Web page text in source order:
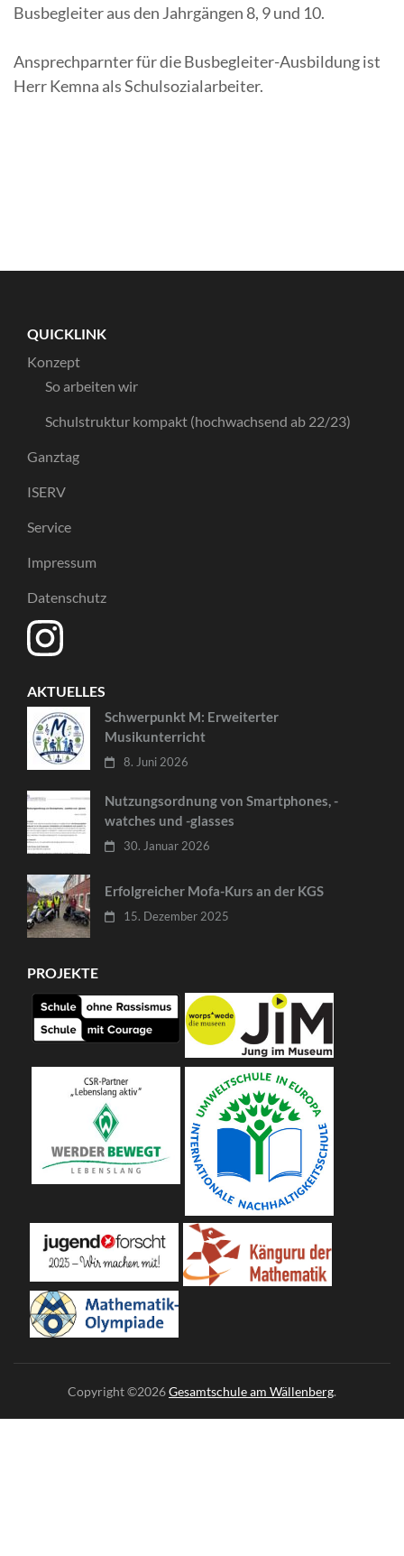
Busbegleiter aus den Jahrgängen 8, 9 und 10.
Ansprechparnter für die Busbegleiter-Ausbildung ist
Herr Kemna als Schulsozialarbeiter.
QUICKLINK
Konzept
So arbeiten wir
Schulstruktur kompakt (hochwachsend ab 22/23)
Ganztag
ISERV
Service
Impressum
Datenschutz
AKTUELLES
Schwerpunkt M: Erweiterter
Musikunterricht
8. Juni 2026
Nutzungsordnung von Smartphones, -
watches und -glasses
30. Januar 2026
Erfolgreicher Mofa-Kurs an der KGS
15. Dezember 2025
PROJEKTE
Copyright ©2026Gesamtschule am Wällenberg.